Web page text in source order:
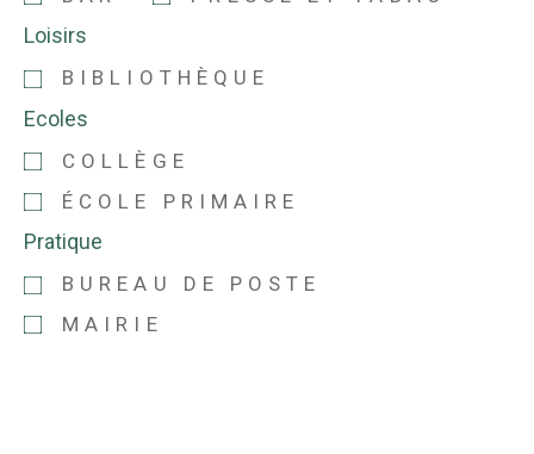
Loisirs
BIBLIOTHÈQUE
Ecoles
COLLÈGE
ÉCOLE PRIMAIRE
Pratique
BUREAU DE POSTE
MAIRIE